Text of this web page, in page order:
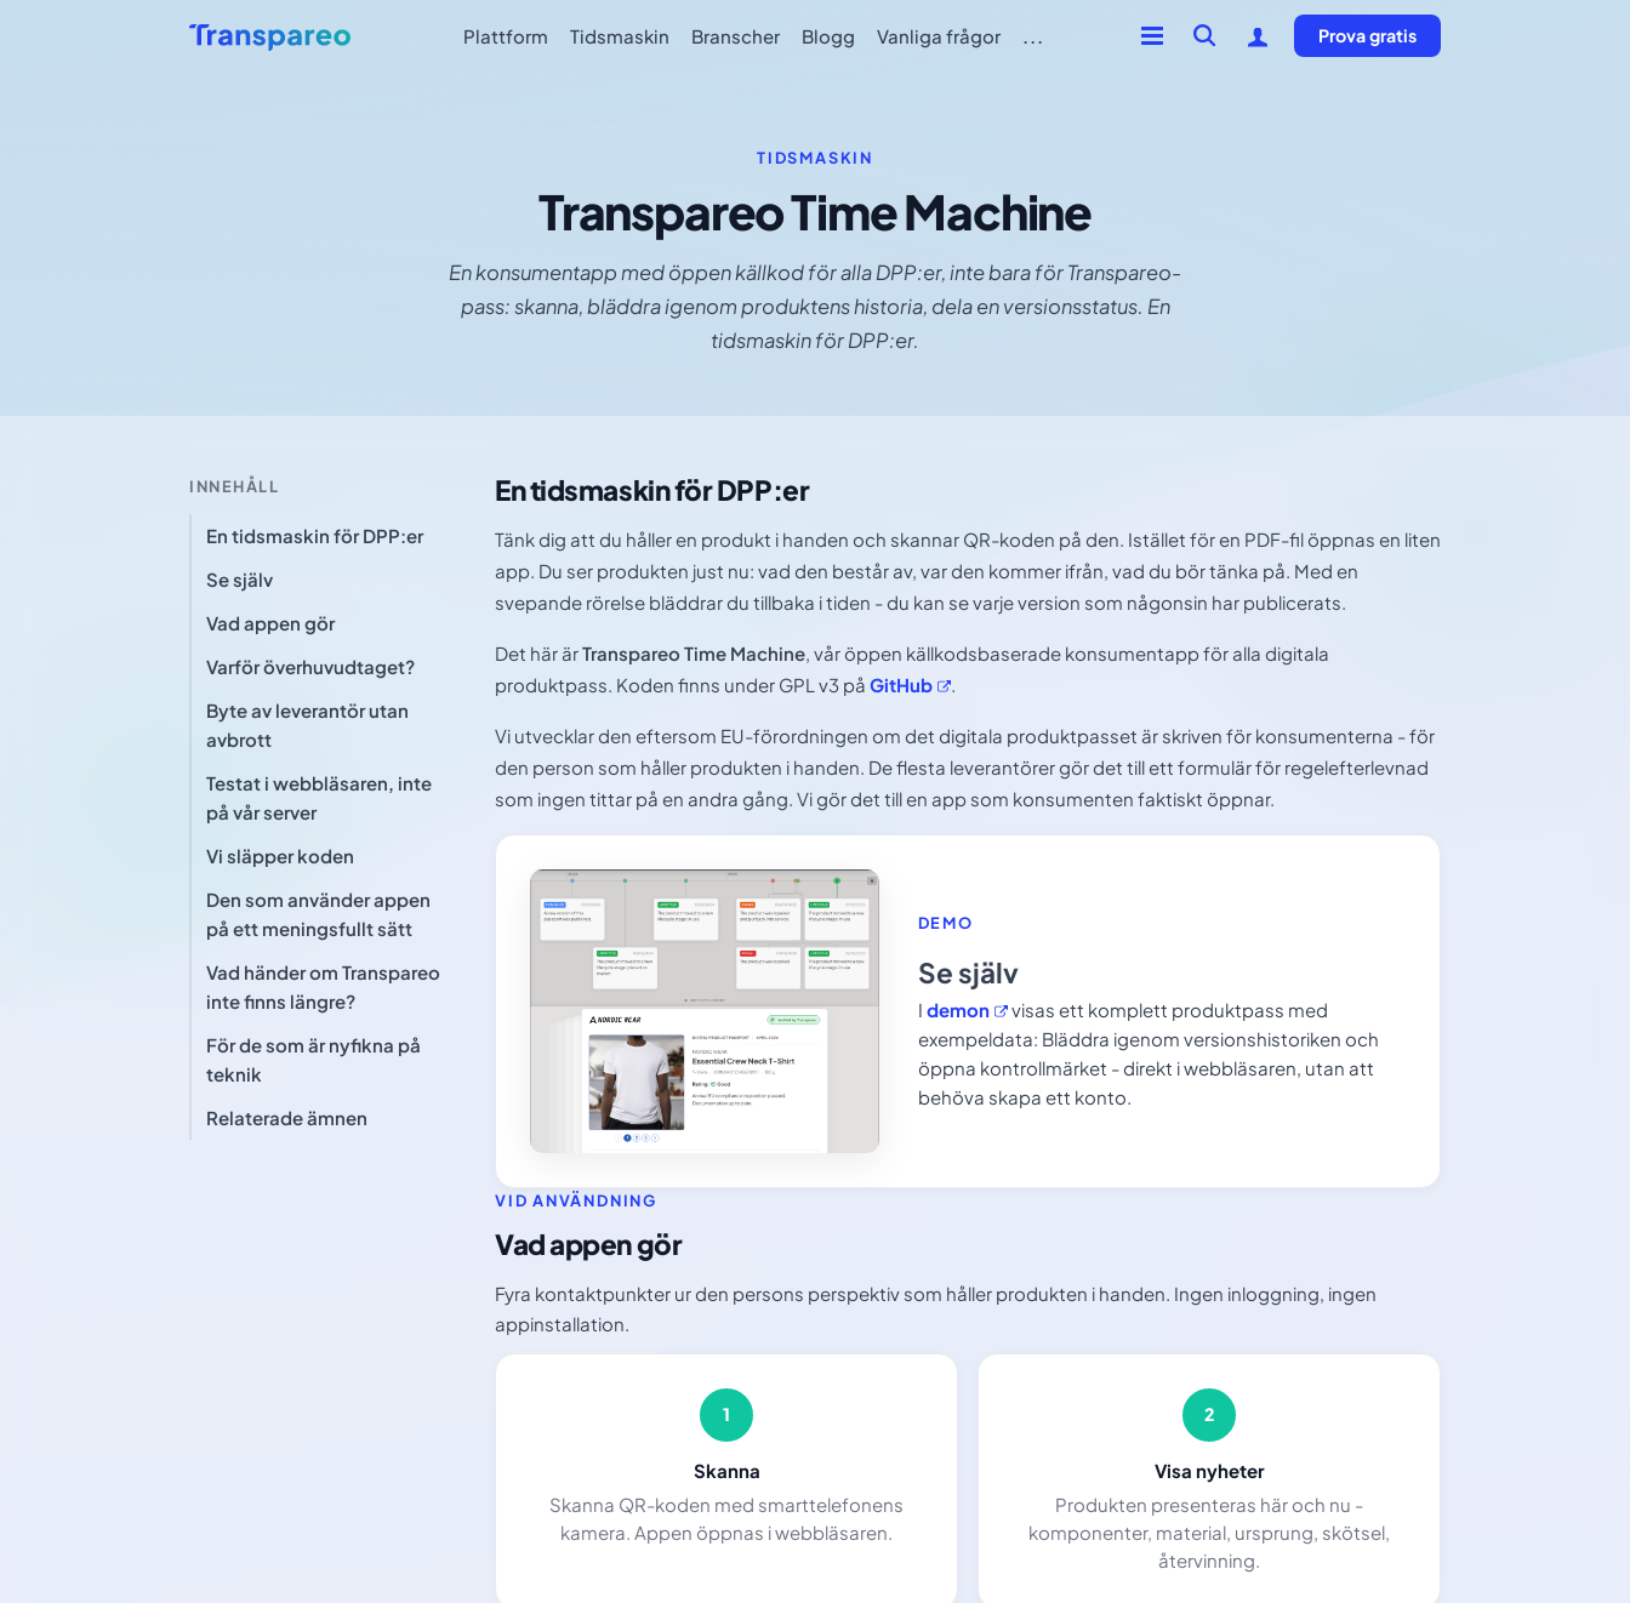
Plattform Tidsmaskin Branscher Blogg Vanliga frågor ... Prova gratis
TIDSMASKIN
Transpareo Time Machine
En konsumentapp med öppen källkod för alla DPP:er, inte bara för Transpareo-
pass: skanna, bläddra igenom produktens historia, dela en versionsstatus. En
tidsmaskin för DPP:er.
INNEHÅLL
En tidsmaskin för DPP:er
Se själv
Vad appen gör
Varför överhuvudtaget?
Byte av leverantör utan
avbrott
Testat i webbläsaren, inte
på vår server
Vi släpper koden
Den som använder appen
på ett meningsfullt sätt
Vad händer om Transpareo
inte finns längre?
För de som är nyfikna på
teknik
Relaterade ämnen
En tidsmaskin för DPP:er
Tänk dig att du håller en produkt i handen och skannar QR-koden på den. Istället för en PDF-fil öppnas en liten
app. Du ser produkten just nu: vad den består av, var den kommer ifrån, vad du bör tänka på. Med en
svepande rörelse bläddrar du tillbaka i tiden - du kan se varje version som någonsin har publicerats.
Det här ärTranspareo Time Machine, vår öppen källkodsbaserade konsumentapp för alla digitala
produktpass. Koden finns under GPL v3 på GitHub .
Vi utvecklar den eftersom EU-förordningen om det digitala produktpasset är skriven för konsumenterna - för
den person som håller produkten i handen. De flesta leverantörer gör det till ett formulär för regelefterlevnad
som ingen tittar på en andra gång. Vi gör det till en app som konsumenten faktiskt öppnar.
DEMO
Se själv
I demon
visas ett komplett produktpass med
exempeldata: Bläddra igenom versionshistoriken och
öppna kontrollmärket - direkt i webbläsaren, utan att
behöva skapa ett konto.
VID ANVÄNDNING
Vad appen gör
Fyra kontaktpunkter ur den persons perspektiv som håller produkten i handen. Ingen inloggning, ingen
appinstallation.
1
Skanna
Skanna QR-koden med smarttelefonens
kamera. Appen öppnas i webbläsaren.
2
Visa nyheter
Produkten presenteras här och nu -
komponenter, material, ursprung, skötsel,
återvinning.